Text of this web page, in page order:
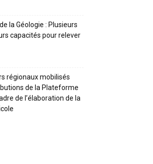
la Géologie : Plusieurs
capacités pour relever
régionaux mobilisés
de la Plateforme
de l’élaboration de la